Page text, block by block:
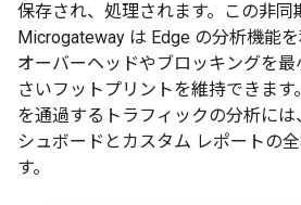
保存され、処理されます。この非同
Microgateway は Edge の分析機能
オーバーヘッドやブロッキングを
さいフットプリントを維持できま
を通過するトラフィックの分析には
シュボードとカスタム レポートの
す。